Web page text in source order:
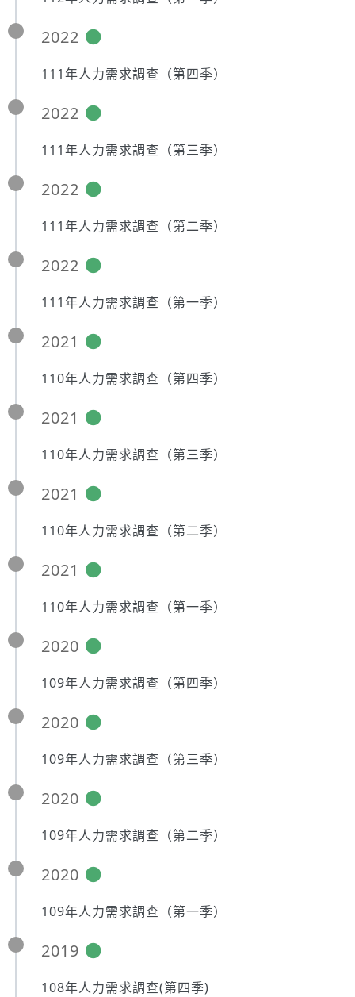
2022
111年人力需求調查（第四季）
2022
111年人力需求調查（第三季）
2022
111年人力需求調查（第二季）
2022
111年人力需求調查（第一季）
2021
110年人力需求調查（第四季）
2021
110年人力需求調查（第三季）
2021
110年人力需求調查（第二季）
2021
110年人力需求調查（第一季）
2020
109年人力需求調查（第四季）
2020
109年人力需求調查（第三季）
2020
109年人力需求調查（第二季）
2020
109年人力需求調查（第一季）
2019
108年人力需求調查(第四季)